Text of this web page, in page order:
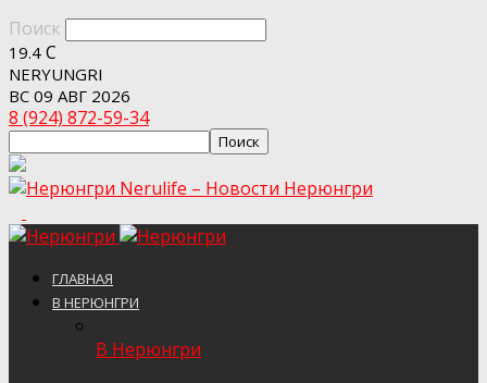
Поиск
19.4 C
NERYUNGRI
ВС 09 АВГ 2026
8 (924) 872-59-34
Nerulife – Новости Нерюнгри
ГЛАВНАЯ
В НЕРЮНГРИ
В Нерюнгри